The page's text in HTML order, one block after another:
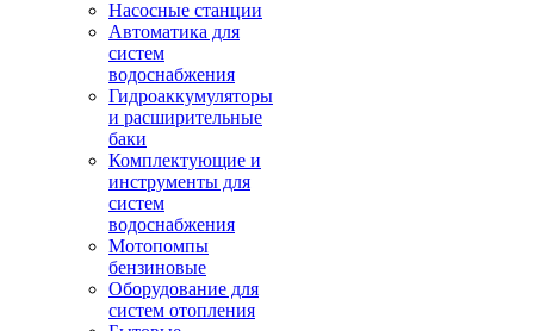
Насосные станции
Автоматика для
систем
водоснабжения
Гидроаккумуляторы
и расширительные
баки
Комплектующие и
инструменты для
систем
водоснабжения
Мотопомпы
бензиновые
Оборудование для
систем отопления